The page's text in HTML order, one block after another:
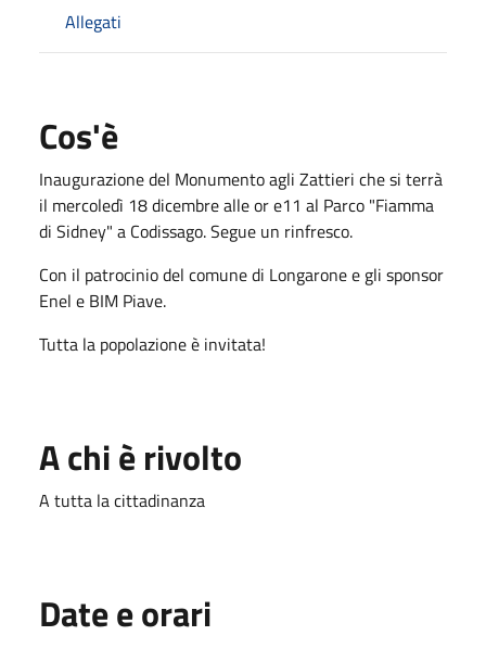
Allegati
Cos'è
Inaugurazione del Monumento agli Zattieri che si terrà
il mercoledì 18 dicembre alle or e11 al Parco "Fiamma
di Sidney" a Codissago. Segue un rinfresco.
Con il patrocinio del comune di Longarone e gli sponsor
Enel e BIM Piave.
Tutta la popolazione è invitata!
A chi è rivolto
A tutta la cittadinanza
Date e orari